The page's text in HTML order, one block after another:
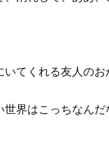
てくれる友人のお
界はこっちなん